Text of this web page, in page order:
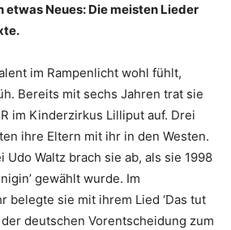
Neues: Die meisten Lieder
im Rampenlicht wohl fühlt,
Bereits mit sechs Jahren trat sie
im Kinderzirkus Lilliput auf. Drei
ihre Eltern mit ihr in den Westen.
Udo Waltz brach sie ab, als sie 1998
gewählt wurde. Im
belegte sie mit ihrem Lied ‘Das tut
deutschen Vorentscheidung zum